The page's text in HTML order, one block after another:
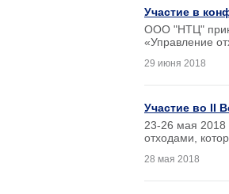
Участие в
ООО "НТЦ"
«Управление
29 июня 2018
Участие во II
23-26 мая
отходами,
28 мая 2018